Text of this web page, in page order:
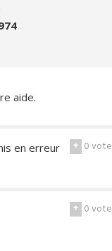
aide.
+ 0vote
en erreur
+ 0vote